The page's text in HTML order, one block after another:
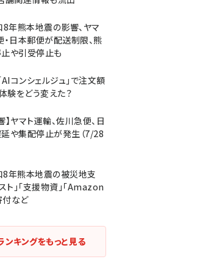
8年熊本地震の影響、ヤマ
・日本郵便が配送制限、熊
や引受停止も
コンシェルジュ」で注文額
験をどう変えた？
ヤマト運輸、佐川急便、日
や集配停止が発生（7/28
年熊本地震の被災地支
ト」「支援物資」「Amazon
付など
ンキングをもっと見る